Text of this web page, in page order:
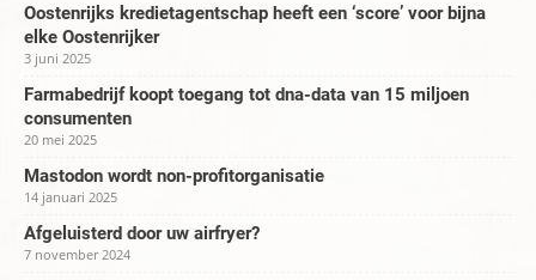
Oostenrijks kredietagentschap heeft een ‘score’ voor bijna
elke Oostenrijker
3 juni 2025
Farmabedrijf koopt toegang tot dna-data van 15 miljoen
consumenten
20 mei 2025
Mastodon wordt non-profitorganisatie
14 januari 2025
Afgeluisterd door uw airfryer?
7 november 2024